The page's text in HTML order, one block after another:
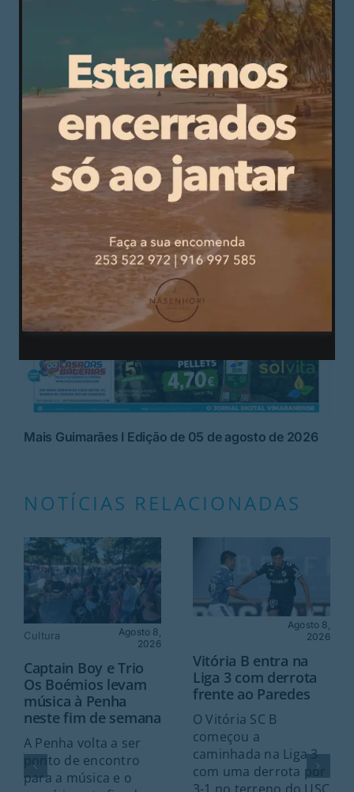
Mais Guimarães I Edição de 05 de agosto de 2026
NOTÍCIAS RELACIONADAS
Cultura
Agosto 8,
2026
Captain Boy e Trio
Os Boémios levam
música à Penha
neste fim de semana
A Penha volta a ser
ponto de encontro
para a música e o
Agosto 8,
2026
Vitória B entra na
Liga 3 com derrota
frente ao Paredes
O Vitória SC B
começou a
caminhada na Liga 3
com uma derrota por